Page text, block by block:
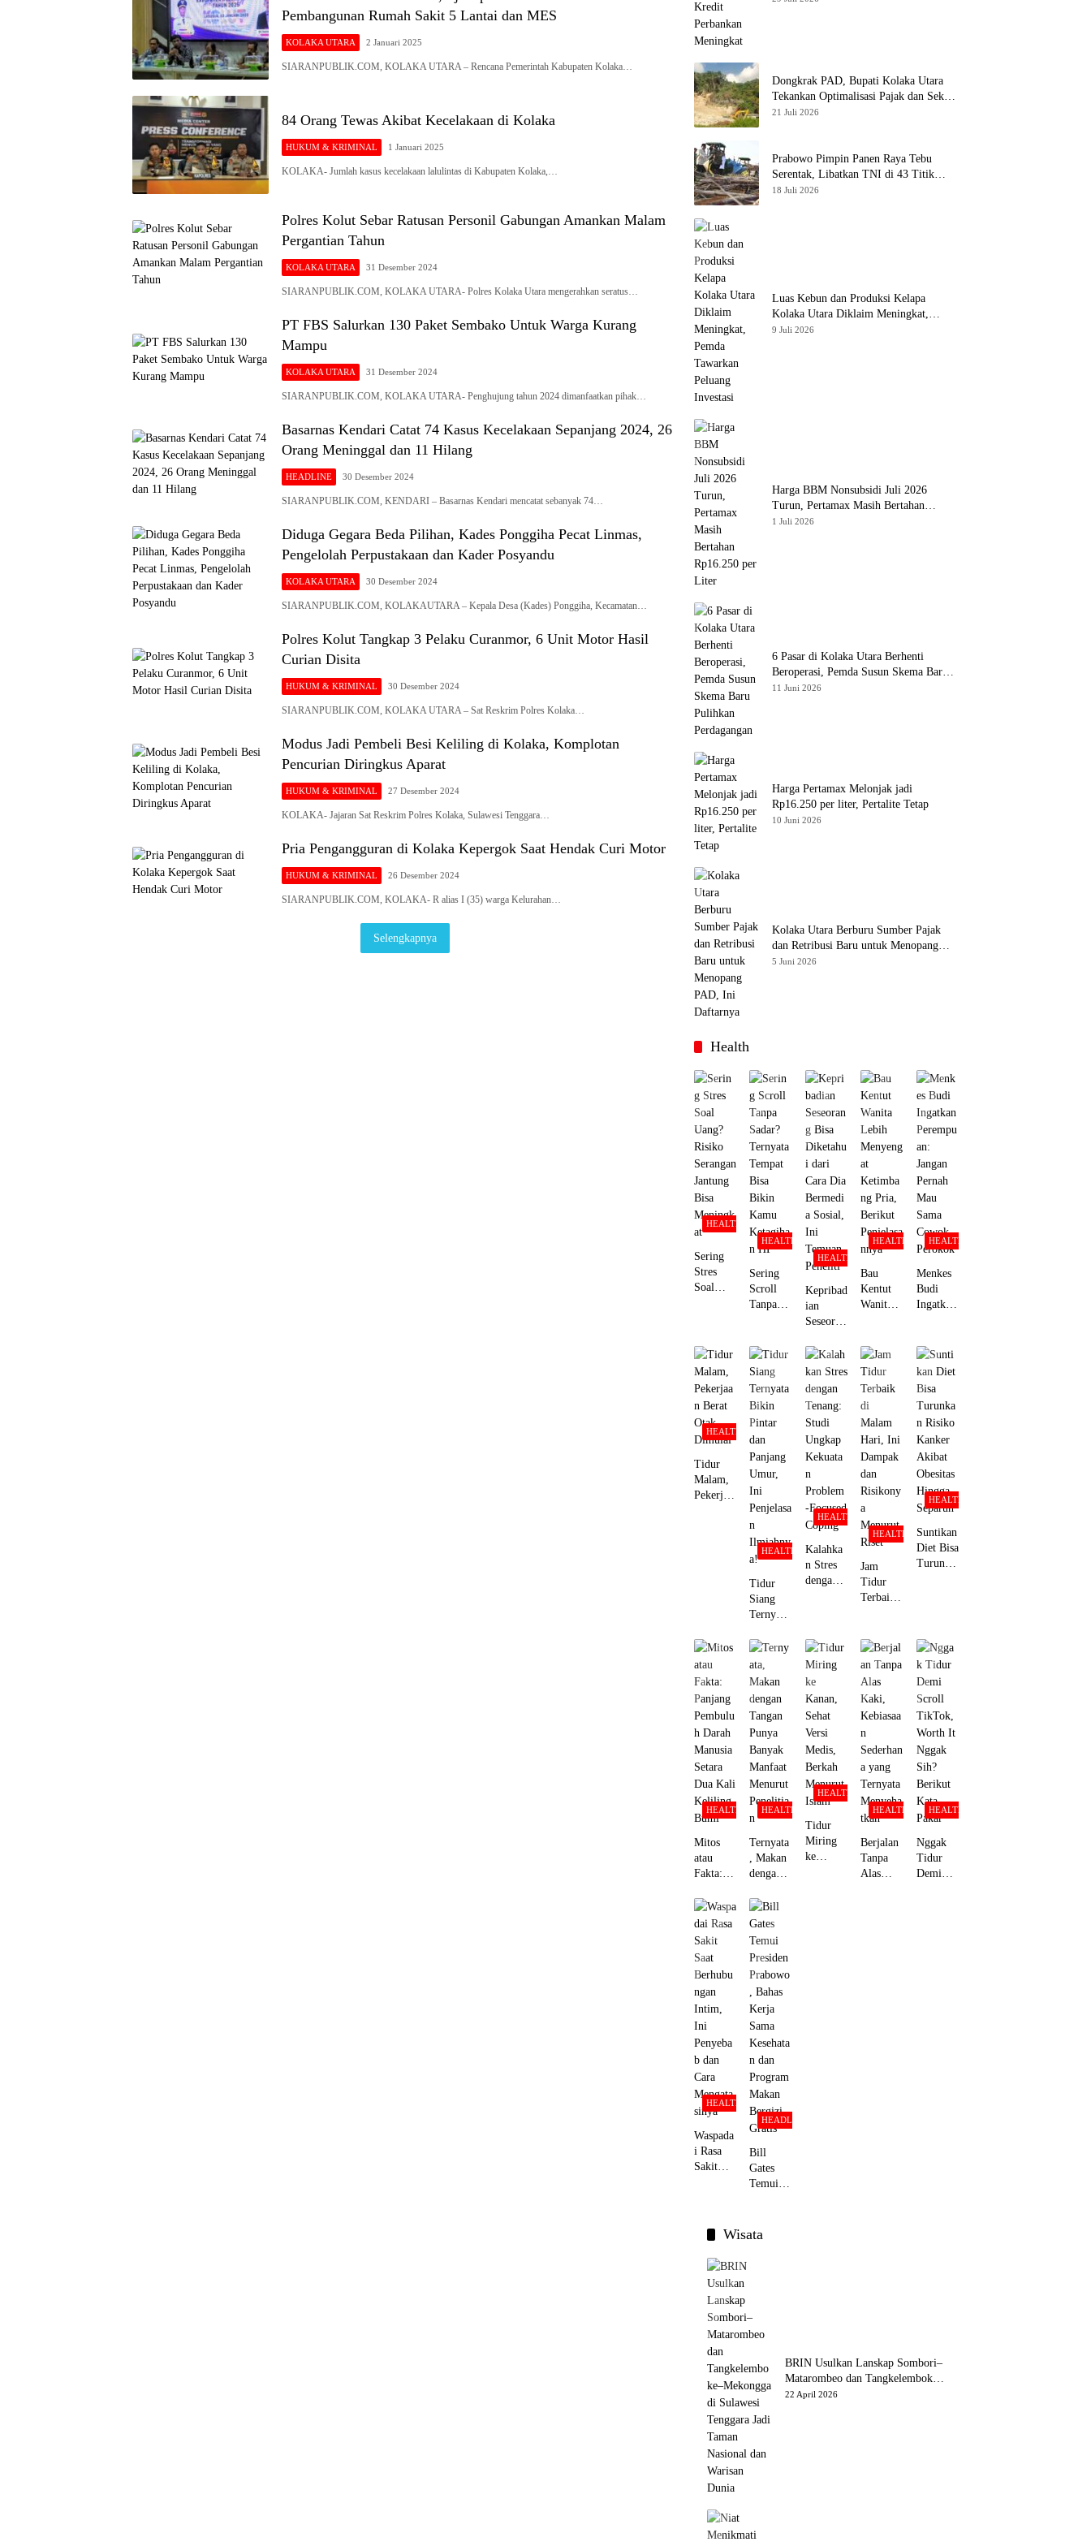
Pembangunan Rumah Sakit 5 Lantai dan MES
KOLAKA UTARA 2 Januari 2025
SIARANPUBLIK.COM, KOLAKA UTARA – Rencana Pemerintah Kabupaten Kolaka…
84 Orang Tewas Akibat Kecelakaan di Kolaka
HUKUM & KRIMINAL 1 Januari 2025
KOLAKA- Jumlah kasus kecelakaan lalulintas di Kabupaten Kolaka,…
Siaran
Publik
Polres Kolut Sebar Ratusan Personil Gabungan Amankan Malam
Pergantian Tahun
KOLAKA UTARA 31 Desember 2024
SIARANPUBLIK.COM, KOLAKA UTARA- Polres Kolaka Utara mengerahkan seratus…
PT FBS Salurkan 130 Paket Sembako Untuk Warga Kurang
Mampu
KOLAKA UTARA 31 Desember 2024
SIARANPUBLIK.COM, KOLAKA UTARA- Penghujung tahun 2024 dimanfaatkan pihak…
Basarnas Kendari Catat 74 Kasus Kecelakaan Sepanjang 2024, 26
Orang Meninggal dan 11 Hilang
HEADLINE 30 Desember 2024
SIARANPUBLIK.COM, KENDARI – Basarnas Kendari mencatat sebanyak 74…
Diduga Gegara Beda Pilihan, Kades Ponggiha Pecat Linmas,
Pengelolah Perpustakaan dan Kader Posyandu
KOLAKA UTARA 30 Desember 2024
SIARANPUBLIK.COM, KOLAKAUTARA – Kepala Desa (Kades) Ponggiha, Kecamatan…
Polres Kolut Tangkap 3 Pelaku Curanmor, 6 Unit Motor Hasil
Curian Disita
HUKUM & KRIMINAL 30 Desember 2024
SIARANPUBLIK.COM, KOLAKA UTARA – Sat Reskrim Polres Kolaka…
Modus Jadi Pembeli Besi Keliling di Kolaka, Komplotan
Pencurian Diringkus Aparat
HUKUM & KRIMINAL 27 Desember 2024
KOLAKA- Jajaran Sat Reskrim Polres Kolaka, Sulawesi Tenggara…
Pria Pengangguran di Kolaka Kepergok Saat Hendak Curi Motor
HUKUM & KRIMINAL 26 Desember 2024
SIARANPUBLIK.COM, KOLAKA- R alias I (35) warga Kelurahan…
Selengkapnya
Dongkrak PAD, Bupati Kolaka Utara
Tekankan Optimalisasi Pajak dan Sektor
Tambang
21 Juli 2026
Prabowo Pimpin Panen Raya Tebu
Serentak, Libatkan TNI di 43 Titik
Indonesia
18 Juli 2026
Luas Kebun dan Produksi Kelapa
Kolaka Utara Diklaim Meningkat,
Pemda Tawarkan Peluang Investasi
9 Juli 2026
Harga BBM Nonsubsidi Juli 2026
Turun, Pertamax Masih Bertahan
Rp16.250 per Liter
1 Juli 2026
6 Pasar di Kolaka Utara Berhenti
Beroperasi, Pemda Susun Skema Baru
Pulihkan Perdagangan
11 Juni 2026
Harga Pertamax Melonjak jadi
Rp16.250 per liter, Pertalite Tetap
10 Juni 2026
Kolaka Utara Berburu Sumber Pajak
dan Retribusi Baru untuk Menopang
PAD, Ini Daftarnya
5 Juni 2026
Health
HEALTH
Sering
Stres
Soal
Jantung
Bisa
Meningk
at
HEALTH
Sering
Scroll
Tanpa
Tempat
Bisa
Bikin
Kamu
Ketagiha
n HP
HEALTH
Kepribad
ian
Seseoran
Diketahu
i dari
Cara Dia
Bermedi
a Sosial,
Ini
Temuan
Peneliti
HEALTH
Bau
Kentut
Wanita
at
Ketimba
ng Pria,
Penjelasa
nnya
HEALTH
Menkes
Budi
Ingatkan
Jangan
Pernah
Mau
Cowok
Perokok
HEALTH
Tidur
Malam,
Pekerjaa
HEALTH
Tidur
Siang
Ternyata
Pintar
dan
Panjang
Umur,
Penjelasa
n
Ilmiahny
a!
HEALTH
Kalahka
n Stres
dengan
Kekuata
n
Problem
-Focused
Coping
HEALTH
Jam
Tidur
Terbaik
Hari, Ini
Dampak
dan
a
Menurut
Riset
HEALTH
Suntikan
Diet Bisa
Turunka
Hingga
Separuh
HEALTH
Mitos
atau
Fakta:
Pembulu
h Darah
Manusia
Setara
Keliling
Bumi
HEALTH
Ternyata
, Makan
dengan
Punya
Banyak
Manfaat
Menurut
n
HEALTH
Tidur
Miring
ke
HEALTH
Berjalan
Tanpa
Alas
HEALTH
Nggak
Tidur
Demi
HEALTH
Waspada
i Rasa
Sakit
Intim,
Penyeba
b dan
Cara
Mengata
sinya
HEADLINE
Bill
Gates
Temui
, Bahas
Makan
Bergizi
Wisata
BRIN Usulkan Lanskap Sombori–
Matarombeo dan Tangkelemboke–
Mekongga di Sulawesi Tenggara
22 April 2026